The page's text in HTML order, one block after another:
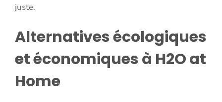
juste.
Alternatives écologiques
et économiques à H2O at
Home